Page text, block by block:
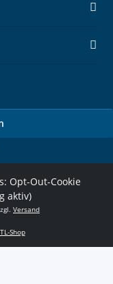
Opt-Out-Cookie
aktiv)
Versand
Shop